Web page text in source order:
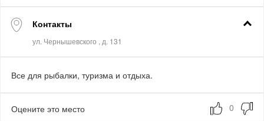
Контакты
Все для рыбалки, туризма и отдыха.
Оцените это место